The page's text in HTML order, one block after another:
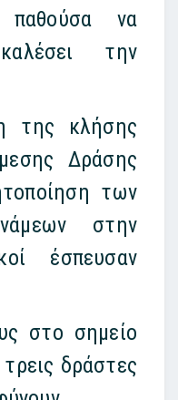
να
την
της κλήσης
Δράσης
των
στην
έσπευσαν
στο σημείο
δράστες